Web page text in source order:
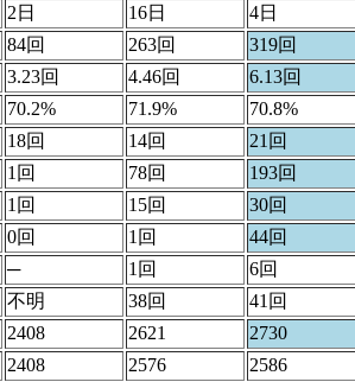
2日 16日
4日
84回 263回
319回
3.23回 4.46回
6.13回
70.2% 71.9%
70.8%
18回 14回
21回
1回 78回
193回
1回 15回
30回
0回 1回
44回
─ 1回
6回
不明 38回
41回
2408 2621
2730
2408 2576 2586